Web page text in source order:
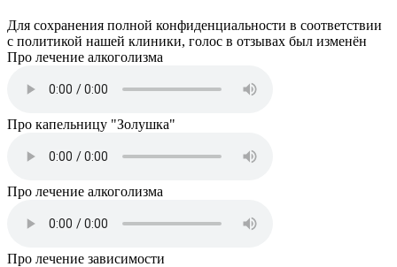
Для сохранения полной конфиденциальности в соответствии
с политикой нашей клиники, голос в отзывах был изменён
Про лечение алкоголизма
Про капельницу "Золушка"
Про лечение алкоголизма
Про лечение зависимости